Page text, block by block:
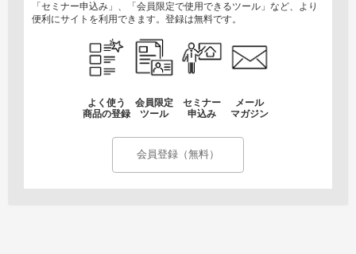
「セミナー申込み」、「会員限定で使用できるツール」など、より
便利にサイトを利用できます。登録は無料です。
よく使う
商品の登録
会員限定
ツール
セミナー
申込み
メール
マガジン
会員登録（無料）